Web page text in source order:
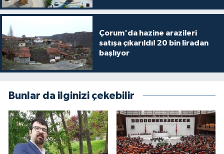
Çorum'da hazine arazileri
satışa çıkarıldı! 20 bin liradan
başlıyor
Bunlar da ilginizi çekebilir